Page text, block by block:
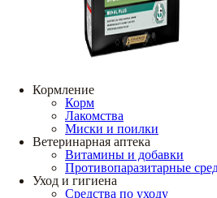
Кормление
Корм
Лакомства
Миски и поилки
Ветеринарная аптека
Витамины и добавки
Противопаразитарные
Уход и гигиена
Средства по уходу